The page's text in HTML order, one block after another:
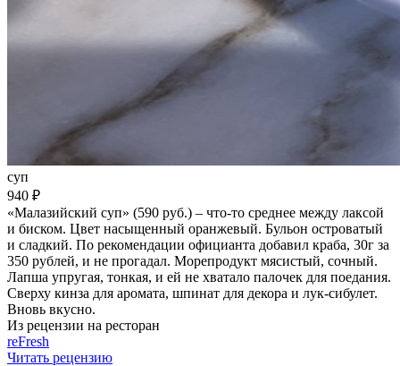
суп
940 ₽
«Малазийский суп» (590 руб.) – что-то среднее между лаксой
и биском. Цвет насыщенный оранжевый. Бульон островатый
и сладкий. По рекомендации официанта добавил краба, 30г за
350 рублей, и не прогадал. Морепродукт мясистый, сочный.
Лапша упругая, тонкая, и ей не хватало палочек для поедания.
Сверху кинза для аромата, шпинат для декора и лук-сибулет.
Вновь вкусно.
Из рецензии на ресторан
reFresh
Читать рецензию